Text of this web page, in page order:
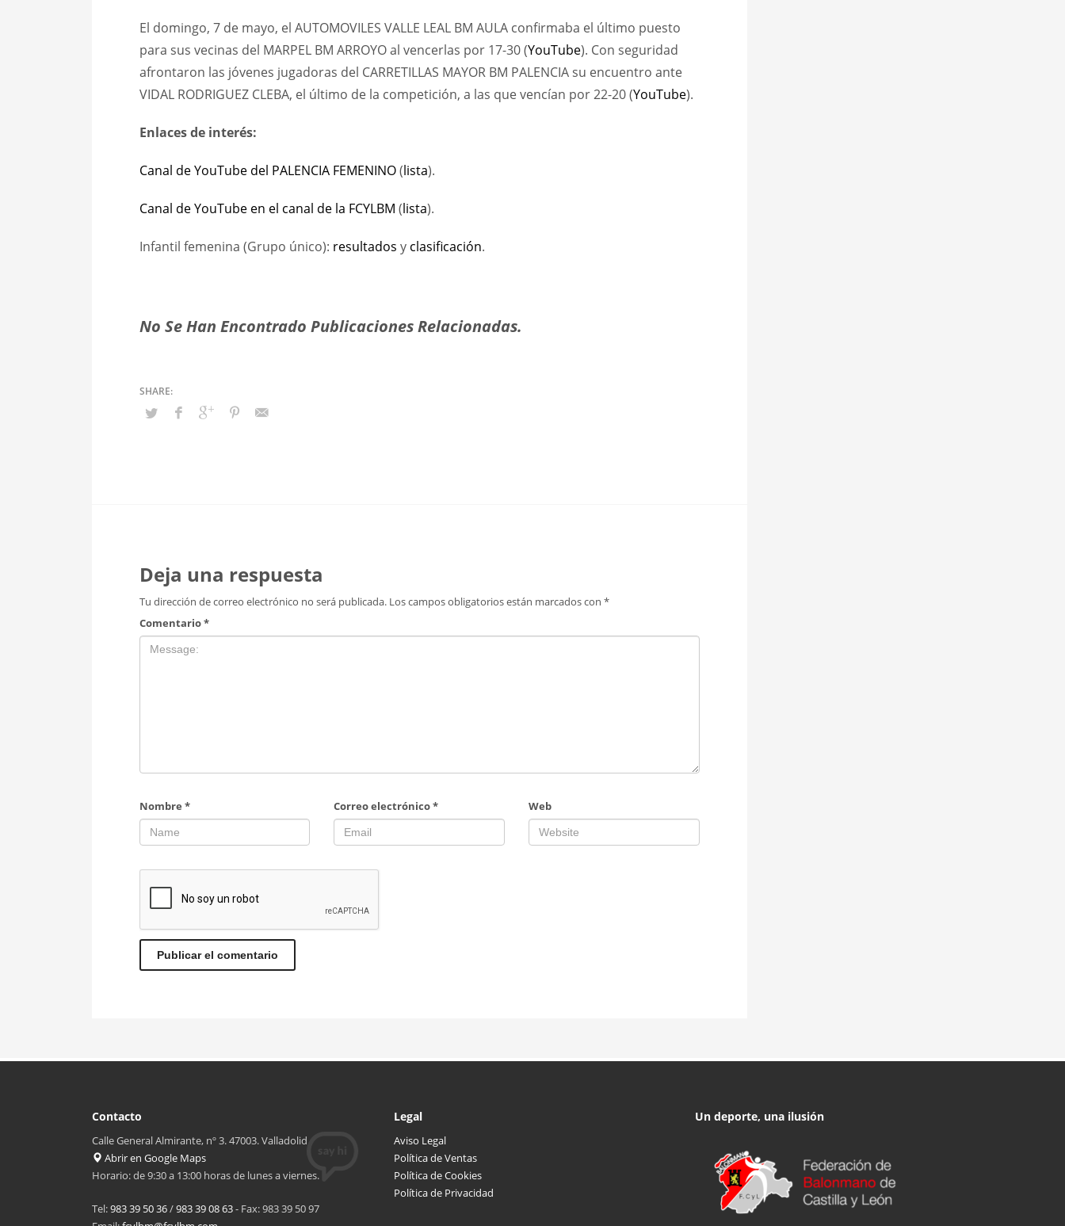
El domingo, 7 de mayo, el AUTOMOVILES VALLE LEAL BM AULA confirmaba el último puesto
para sus vecinas del MARPEL BM ARROYO al vencerlas por 17-30 (YouTube). Con seguridad
afrontaron las jóvenes jugadoras del CARRETILLAS MAYOR BM PALENCIA su encuentro ante
VIDAL RODRIGUEZ CLEBA, el último de la competición, a las que vencían por 22-20 (YouTube).
Enlaces de interés:
Canal de YouTube del PALENCIA FEMENINO(lista).
Canal de YouTube en el canal de la FCYLBM (lista).
Infantil femenina (Grupo único): resultados y clasificación.
No Se Han Encontrado Publicaciones Relacionadas.
Deja una respuesta
Tu dirección de correo electrónico no será publicada. Los campos obligatorios están marcados con *
Comentario*
Nombre * Correo electrónico* Web
Contacto
Calle General Almirante, nº 3. 47003. Valladolid
Abrir en Google Maps
Horario: de 9:30 a 13:00 horas de lunes a viernes.
Tel:983 39 50 36/983 39 08 63- Fax: 983 39 50 97
Legal
Aviso Legal
Política de Ventas
Política de Cookies
Política de Privacidad
Un deporte, una ilusión